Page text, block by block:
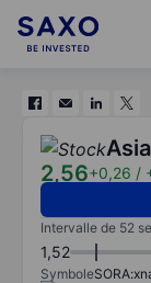
2,56+0,26 /
Intervalle de 52
1,52
Symbole